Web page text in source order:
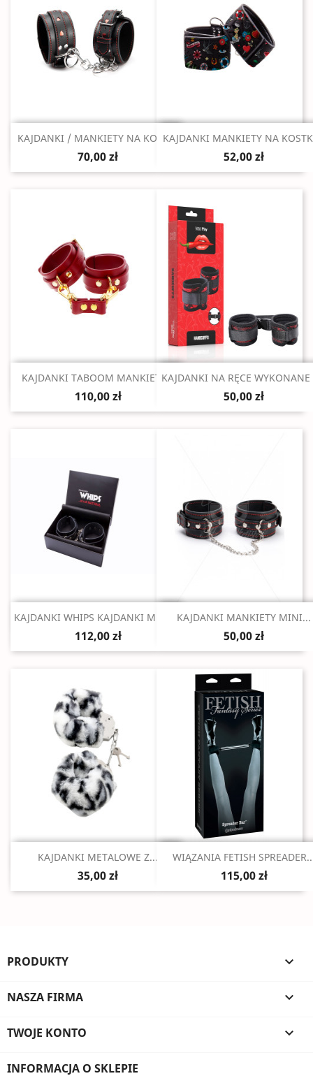
 Szybki podgląd
KAJDANKI / MANKIETY NA KOSTKI
70,00 zł
 Szybki podgląd
KAJDANKI MANKIETY NA
52,00 zł
Szybki podgląd
KAJDANKI TABOOM MANKIETY...
110,00 zł
 Szybki podgląd
KAJDANKI NA RĘCE WYKONANE
50,00 zł
Szybki podgląd
KAJDANKI WHIPS KAJDANKI MĘSKIE
112,00 zł
Szybki podgląd
KAJDANKI MANKIETY MINI...
50,00 zł
Szybki podgląd
KAJDANKI METALOWE Z...
35,00 zł
Szybki podgląd
WIĄZANIA FETISH
115,00 zł
PRODUKTY 
NASZA FIRMA 
TWOJE KONTO 
INFORMACJA O SKLEPIE